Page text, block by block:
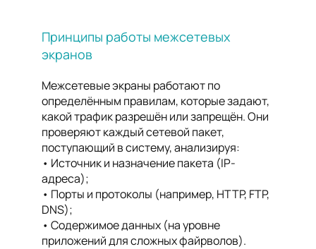
Принципы работы межсетевых
экранов
Межсетевые экраны работают по
определённым правилам, которые задают,
какой трафик разрешён или запрещён. Они
проверяют каждый сетевой пакет,
поступающий в систему, анализируя:
Источник и назначение пакета (IP-
адреса);
Порты и протоколы (например, HTTP, FTP,
DNS);
Содержимое данных (на уровне
приложений для сложных файрволов).